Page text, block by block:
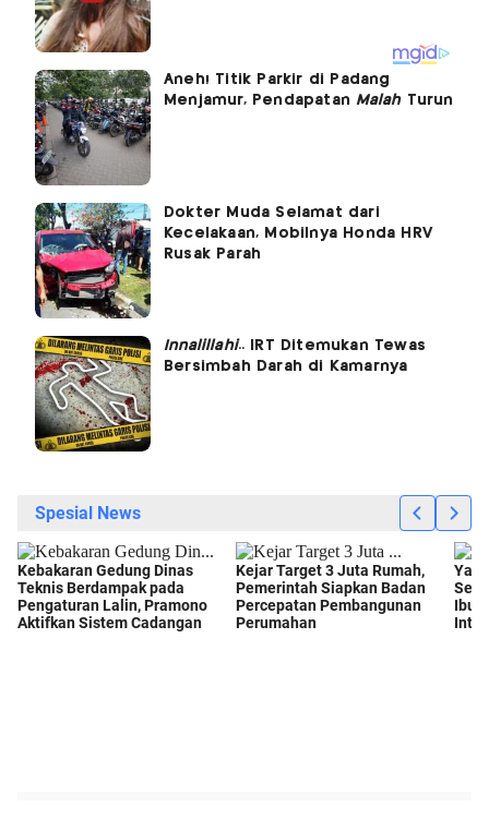
Aneh! Titik Parkir di Padang
Menjamur, Pendapatan MalahTurun
Dokter Muda Selamat dari
Kecelakaan, Mobilnya Honda HRV
Rusak Parah
Innalillahi.. IRT Ditemukan Tewas
Bersimbah Darah di Kamarnya